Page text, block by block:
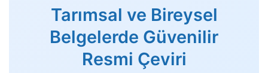
Tarımsal ve Bireysel
Belgelerde Güvenilir
Resmi Çeviri